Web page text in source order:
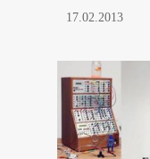
17.02.2013